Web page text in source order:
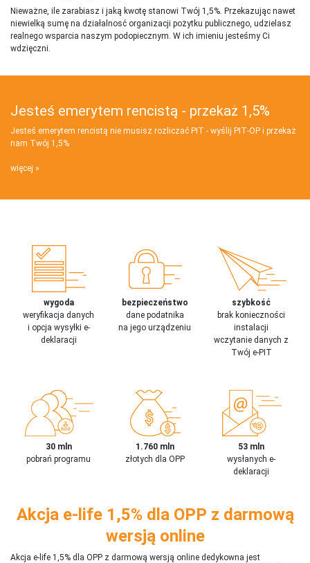
Nieważne, ile zarabiasz i jaką kwotę stanowi Twój 1,5%. Przekazując nawet
niewielką sumę na działalnosć organizacji pożytku publicznego, udzielasz
realnego wsparcia naszym podopiecznym. W ich imieniu jesteśmy Ci
wdzięczni.
Jesteś emerytem rencistą - przekaż 1,5%
Jesteś emerytem rencistą nie musisz rozliczać PIT - wyślij PIT‑OP i przekaż
nam Twój 1,5%
więcej
wygoda
weryfikacja danych
i opcja wysyłki e-
deklaracji
bezpieczeństwo
dane podatnika
na jego urządzeniu
szybkość
brak konieczności
instalacji
wczytanie danych z
Twój e-PIT
30 mln
pobrań programu
1.760 mln
złotych dla OPP
53 mln
wysłanych e-
deklaracji
Akcja e-life 1,5% dla OPP z darmową
wersją online
Akcja e-life 1,5% dla OPP z darmową wersją online dedykowna jest